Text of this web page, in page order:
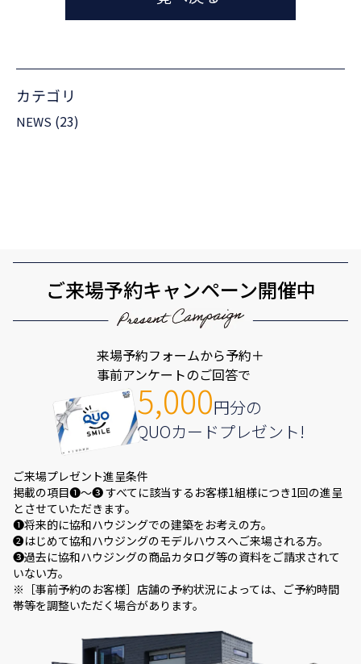
カテゴリ
NEWS (23)
ご来場予約キャンペーン開催中
5,000円分の
QUOカードプレゼント!
来場予約フォームから予約＋
事前アンケートのご回答で
ご来場プレゼント進呈条件
掲載の項目❶～❸ すべてに該当するお客様1組様につき1回の進呈
とさせていただきます。
❶将来的に協和ハウジングでの建築をお考えの方。
❷はじめて協和ハウジングのモデルハウスへご来場される方。
❸過去に協和ハウジングの商品カタログ等の資料をご請求されて
いない方。
※［事前予約のお客様］店舗の予約状況によっては、ご予約時間
帯等を調整いただく場合があります。